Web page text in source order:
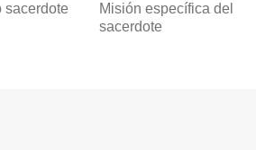
sacerdote
Misión específica del
sacerdote